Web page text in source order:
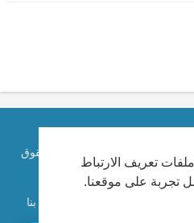
تعريف الارتباط
على موقعنا.
الطبع والنشر © 2026 الكاتب الإماراتي احمد ابراهيم. كل الحقوق
اتصل بنا